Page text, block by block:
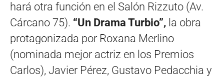
hará otra función en el Salón Rizzuto (Av.
Cárcano 75). “Un Drama Turbio”, la obra
protagonizada por Roxana Merlino
(nominada mejor actriz en los Premios
Carlos), Javier Pérez, Gustavo Pedacchia y